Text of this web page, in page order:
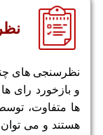
نظرسنجی های چند
و بازخورد رای
ها متفاوت،
هستند و می توان